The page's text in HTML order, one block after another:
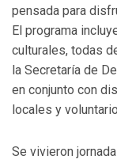
pensada para
El programa
culturales, todas
la Secretaría de
en conjunto con
locales y
Se vivieron